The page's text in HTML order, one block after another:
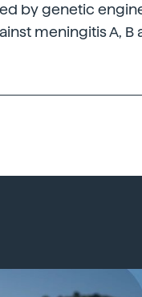
by genetic
meningitis A, B